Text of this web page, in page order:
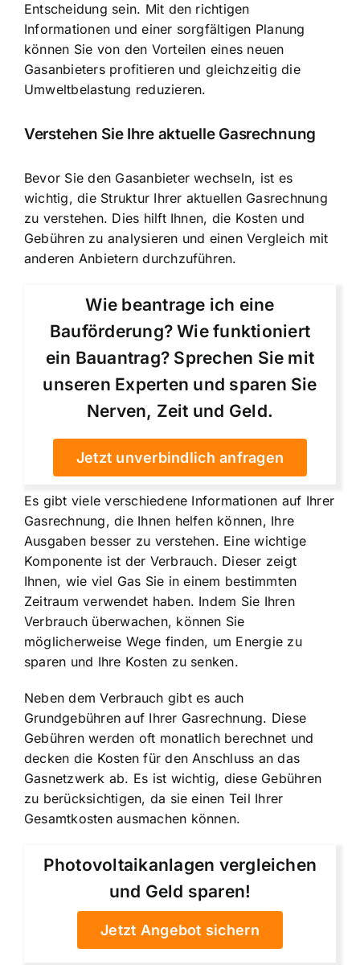
Entscheidung sein. Mit den richtigen
Informationen und einer sorgfältigen Planung
können Sie von den Vorteilen eines neuen
Gasanbieters profitieren und gleichzeitig die
Umweltbelastung reduzieren.
Verstehen Sie Ihre aktuelle Gasrechnung
Bevor Sie den Gasanbieter wechseln, ist es
wichtig, die Struktur Ihrer aktuellen Gasrechnung
zu verstehen. Dies hilft Ihnen, die Kosten und
Gebühren zu analysieren und einen Vergleich mit
anderen Anbietern durchzuführen.
Wie beantrage ich eine
Bauförderung? Wie funktioniert
ein Bauantrag? Sprechen Sie mit
unseren Experten und sparen Sie
Nerven, Zeit und Geld.
Jetzt unverbindlich anfragen
Es gibt viele verschiedene Informationen auf Ihrer
Gasrechnung, die Ihnen helfen können, Ihre
Ausgaben besser zu verstehen. Eine wichtige
Komponente ist der Verbrauch. Dieser zeigt
Ihnen, wie viel Gas Sie in einem bestimmten
Zeitraum verwendet haben. Indem Sie Ihren
Verbrauch überwachen, können Sie
möglicherweise Wege finden, um Energie zu
sparen und Ihre Kosten zu senken.
Neben dem Verbrauch gibt es auch
Grundgebühren auf Ihrer Gasrechnung. Diese
Gebühren werden oft monatlich berechnet und
decken die Kosten für den Anschluss an das
Gasnetzwerk ab. Es ist wichtig, diese Gebühren
zu berücksichtigen, da sie einen Teil Ihrer
Gesamtkosten ausmachen können.
Photovoltaikanlagen vergleichen
und Geld sparen!
Jetzt Angebot sichern